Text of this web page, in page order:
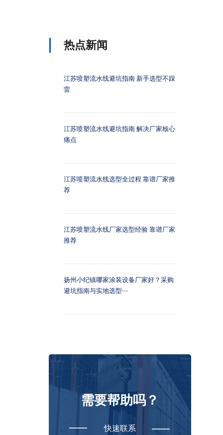
热点新闻
江苏喷塑流水线避坑指南 新手选型不踩
雷
江苏喷塑流水线避坑指南 解决厂家核心
痛点
江苏喷塑流水线选型全过程 靠谱厂家推
荐
江苏喷塑流水线厂家选型经验 靠谱厂家
推荐
扬州小纪镇哪家涂装设备厂家好？采购
避坑指南与实地选型···
需要帮助吗？
快速联系